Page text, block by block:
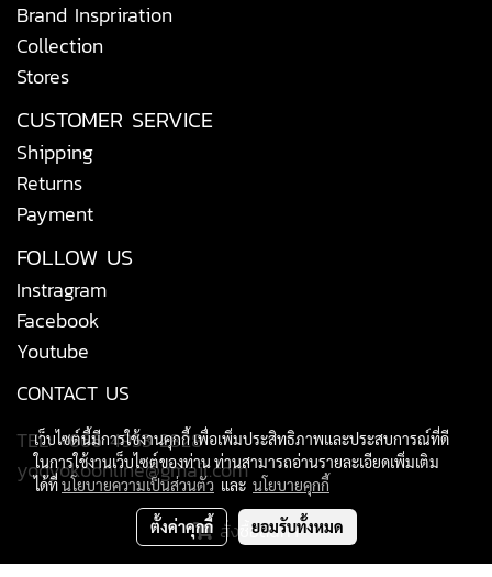
สั่งซื้อสินค้า
Brand Inspriration
Collection
Stores
CUSTOMER SERVICE
Shipping
Returns
Payment
FOLLOW US
Instragram
Facebook
Youtube
CONTACT US
TEL: +666 4953 2828
yodyokoonline@gmail.com
เว็บไซต์นี้มีการใช้งานคุกกี้ เพื่อเพิ่มประสิทธิภาพและประสบการณ์ที่ดี
ในการใช้งานเว็บไซต์ของท่าน ท่านสามารถอ่านรายละเอียดเพิ่มเติม
ได้ที่นโยบายความเป็นส่วนตัว และ นโยบายคุกกี้
ตั้งค่าคุกกี้ ยอมรับทั้งหมด